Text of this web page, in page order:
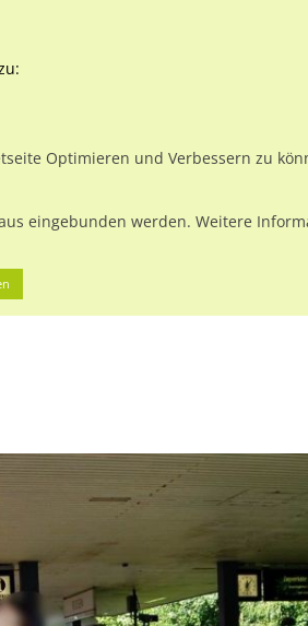
Sto.
Optimieren und Verbessern zu
eingebunden werden. Weitere